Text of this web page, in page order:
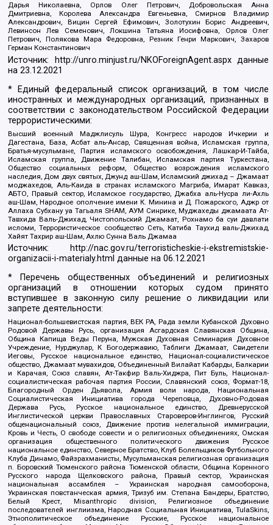
Дарья Николаевна, Орлов Олег Петрович, Добровольская Анна
Дмитриевна, Королева Александра Евгеньевна, Смирнов Владимир
Александрович, Вицин Сергей Ефимович, Золотухин Борис Андреевич,
Левинсон Лев Семенович, Локшина Татьяна Иосифовна, Орлов Олег
Петрович, Полякова Мара Федоровна, Резник Генри Маркович, Захаров
Герман Константинович
Источник: http://unro.minjust.ru/NKOForeignAgent.aspxданные
на23.12.2021
* Единый федеральный список организаций, в том числе
иностранных и международных организаций, признанных в
соответствии с законодательством Российской Федерации
террористическими:
Высший военный Маджлисуль Шура, Конгресс народов Ичкерии и
Дагестана, База, Асбат аль-Ансар, Священная война, Исламская группа,
Братья-мусульмане, Партия исламского освобождения, Лашкар-И-Тайба,
Исламская группа, Движение Талибан, Исламская партия Туркестана,
Общество социальных реформ, Общество возрождения исламского
наследия, Дом двух святых, Джунд аш-Шам, Исламский джихад – Джамаат
моджахедов, Аль-Каида в странах исламского Магриба, Имарат Кавказ,
АБТО, Правый сектор, Исламское государство, Джабха аль-Нусра ли-Ахль
аш-Шам, Народное ополчение имени К. Минина и Д. Пожарского, Аджр от
Аллаха Субхану уа Тагьаля SHAM, АУМ Синрике, Муджахеды джамаата Ат-
Тавхида Валь-Джихад, Чистопольский Джамаат, Рохнамо ба суи давлати
исломи, Террористическое сообщество Сеть, Катиба Таухид валь-Джихад,
Хайят Тахрир аш-Шам, Ахлю Сунна Валь Джамаа
Источник:
http://nac.gov.ru/terroristicheskie-i-ekstremistskie-
organizacii-i-materialy.html данные на06.12.2021
* Перечень общественных объединений и религиозных
организаций в отношении которых судом принято
вступившее в законную силу решение о ликвидации или
запрете деятельности:
Национал-большевистская партия, ВЕК РА, Рада земли Кубанской Духовно
Родовой Державы Русь, организация Асгардская Славянская Община,
Община Капища Веды Перуна, Мужская Духовная Семинария Духовное
Учреждение, Нурджулар, К Богодержавию, Таблиги Джамаат, Свидетели
Иеговы, Русское национальное единство, Национал-социалистическое
общество, Джамаат мувахидов, Объединенный Вилайат Кабарды, Балкарии
и Карачая, Союз славян, Ат-Такфир Валь-Хиджра, Пит Буль, Национал-
социалистическая рабочая партия России, Славянский союз, Формат-18,
Благородный Орден Дьявола, Армия воли народа, Национальная
Социалистическая Инициатива города Череповца, Духовно-Родовая
Держава Русь, Русское национальное единство, Древнерусской
Инглистической церкви Православных Староверов-Инглингов, Русский
общенациональный союз, Движение против нелегальной иммиграции,
Кровь и Честь, О свободе совести и о религиозных объединениях, Омская
организация общественного политического движения Русское
национальное единство, Северное Братство, Клуб Болельщиков Футбольного
Клуба Динамо, Файзрахманисты, Мусульманская религиозная организация
п. Боровский Тюменского района Тюменской области, Община Коренного
Русского народа Щелковского района, Правый сектор, Украинская
национальная ассамблея – Украинская народная самооборона,
Украинская повстанческая армия, Тризуб им. Степана Бандеры, Братство,
Белый Крест, Misanthropic division, Религиозное объединение
последователей инглиизма, Народная Социальная Инициатива, TulaSkins,
Этнополитическое объединение Русские, Русское национальное